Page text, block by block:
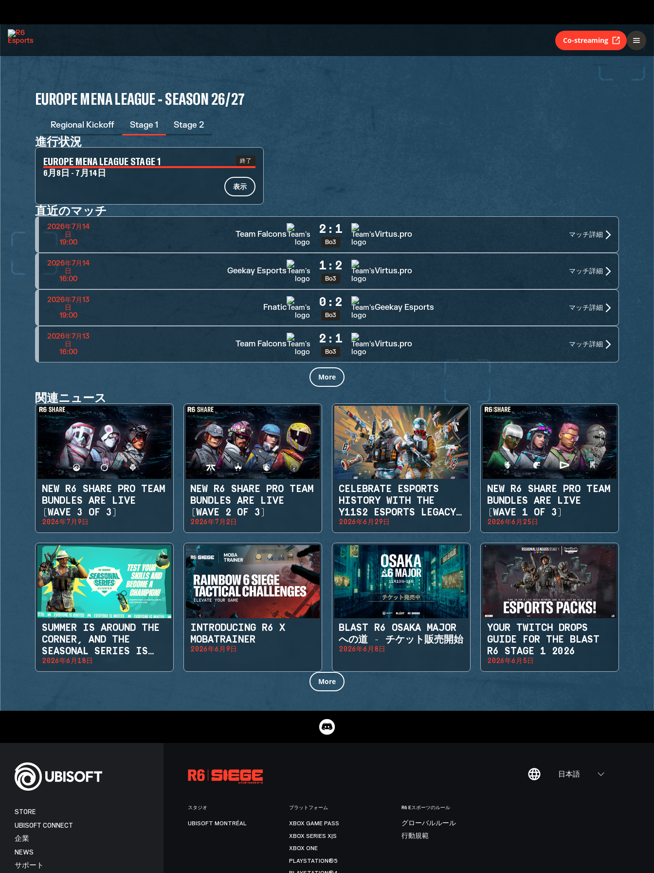
Co-streaming
EUROPE MENA LEAGUE - SEASON 26/27
Regional Kickoff Stage 1 Stage 2
進行状況
EUROPE MENA LEAGUE STAGE 1 終了
6月8日 - 7月14日
表示
直近のマッチ
2026年7月14
日
19:00
Team Falcons 2 : 1
Bo3
Virtus.pro マッチ詳細
2026年7月14
日
16:00
Geekay Esports 1 : 2
Bo3
Virtus.pro マッチ詳細
2026年7月13
日
19:00
Fnatic 0 : 2
Bo3
Geekay Esports マッチ詳細
2026年7月13
日
16:00
Team Falcons 2 : 1
Bo3
Virtus.pro マッチ詳細
More
関連ニュース
NEW R6 SHARE PRO TEAM
BUNDLES ARE LIVE
(WAVE 3 OF 3)
2026年7月9日
NEW R6 SHARE PRO TEAM
BUNDLES ARE LIVE
(WAVE 2 OF 3)
2026年7月2日
CELEBRATE ESPORTS
HISTORY WITH THE
Y11S2 ESPORTS LEGACY
SETS
2026年6月29日
NEW R6 SHARE PRO TEAM
BUNDLES ARE LIVE
(WAVE 1 OF 3)
2026年6月25日
SUMMER IS AROUND THE
CORNER, AND THE
SEASONAL SERIES IS
BACK!
2026年6月18日
INTRODUCING R6 X
MOBATRAINER
2026年6月9日
BLAST R6 OSAKA MAJOR
への道 - チケット販売開始
2026年6月8日
YOUR TWITCH DROPS
GUIDE FOR THE BLAST
R6 STAGE 1 2026
2026年6月5日
More
日本語
STORE
UBISOFT CONNECT
企業
NEWS
サポート
スタジオ
UBISOFT MONTRÉAL
プラットフォーム
XBOX GAME PASS
XBOX SERIES X|S
XBOX ONE
PLAYSTATION®5
R6 Eスポーツのルール
グローバルルール
行動規範